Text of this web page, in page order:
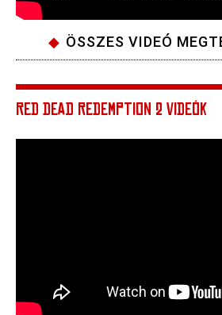
ÖSSZES VIDEÓ
RED DEAD REDEMPTION 2 VIDEÓK